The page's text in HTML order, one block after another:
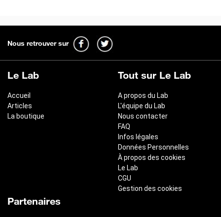
Nous retrouver sur
Le Lab
Accueil
Articles
La boutique
Tout sur Le Lab
A propos du Lab
L'équipe du Lab
Nous contacter
FAQ
Infos légales
Données Personnelles
À propos des cookies
Le Lab
CGU
Gestion des cookies
Partenaires